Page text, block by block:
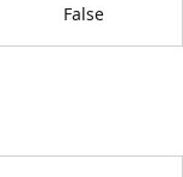
False